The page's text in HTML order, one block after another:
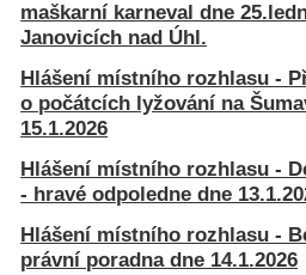
maškarní karneval dne
Janovicích nad Úhl.
Hlášení místního rozhlasu -
o počátcích lyžování na
15.1.2026
Hlášení místního rozhlasu -
- hravé odpoledne dne
Hlášení místního rozhlasu -
právní poradna dne 14.1.2026